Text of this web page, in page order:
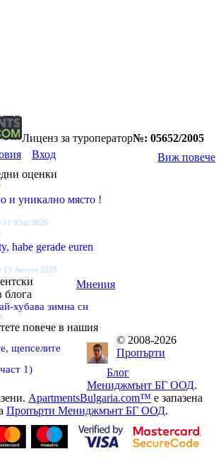
Лиценз за туроператор№: 05652/2005
Виж повече
Вход
оценки
и уникално място !
11 Юли 2026
habe gerade euren
13 Август 2025
Мнения
блога
хубава зимна сн
щепселите
1) Блог
повече в нашия
© 2008-2026
Пропърти
Мениджмънт БГ ООД.
ApartmentsBulgaria.com™ е запазена
Пропърти Мениджмънт БГ ООД.